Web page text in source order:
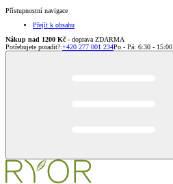
Přístupnostní navigace
Přejít k obsahu
Nákup nad 1200 Kč - doprava ZDARMA
Potřebujete poradit?:+420 277 001 234Po - Pá: 6:30 - 15:00